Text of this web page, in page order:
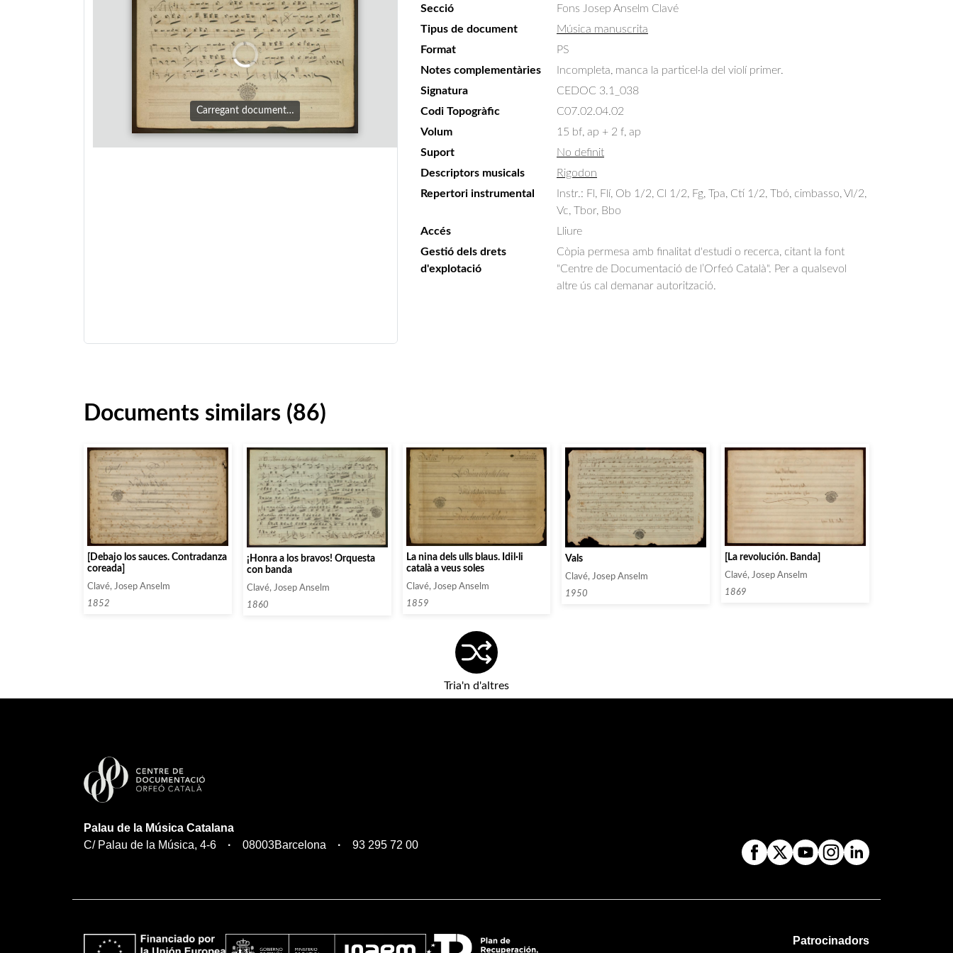
Carregant document…
Secció
Fons Josep Anselm Clavé
Tipus de document
Música manuscrita
Format
PS
Notes complementàries
Incompleta, manca la particel·la del violí primer.
Signatura
CEDOC 3.1_038
Codi Topogràfic
C07.02.04.02
Volum
15 bf, ap + 2 f, ap
Suport
No definit
Descriptors musicals
Rigodon
Repertori instrumental
Instr.: Fl, Flí, Ob 1/2, Cl 1/2, Fg, Tpa, Ctí 1/2, Tbó, cimbasso, Vl/2,
Vc, Tbor, Bbo
Accés
Lliure
Gestió dels drets
d'explotació
Còpia permesa amb finalitat d'estudi o recerca, citant la font
"Centre de Documentació de l’Orfeó Català". Per a qualsevol
altre ús cal demanar autorització.
Documents similars (86)
[Debajo los sauces. Contradanza
coreada]
Clavé, Josep Anselm
1852
¡Honra a los bravos! Orquesta
con banda
Clavé, Josep Anselm
1860
La nina dels ulls blaus. Idil·li
català a veus soles
Clavé, Josep Anselm
1859
Vals
Clavé, Josep Anselm
1950
[La revolución. Banda]
Clavé, Josep Anselm
1869
Tria'n d'altres
Palau de la Música Catalana
C/ Palau de la Música, 4-6
08003Barcelona 93 295 72 00
Patrocinadors